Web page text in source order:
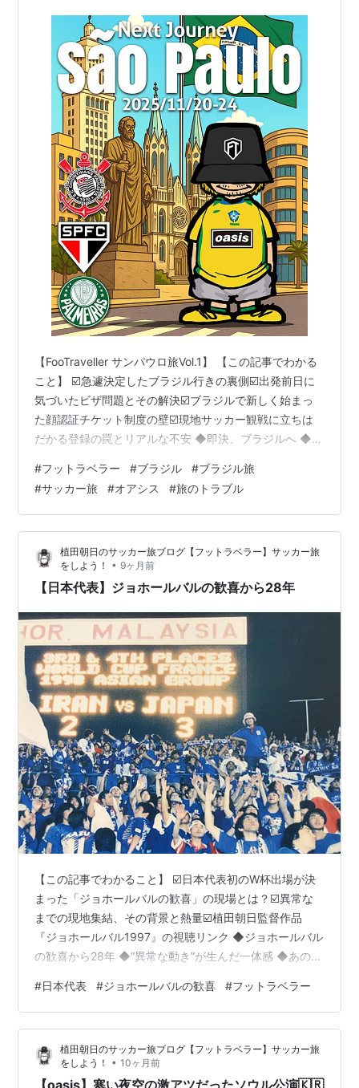
【FooTraveller サンパウロ旅Vol.1】 【この記事でわかる
こと】 ☑️急遽決定したブラジル行きの裏側☑️出発前日に
気づいたビザ問題とその解決☑️ブラジルで新しく始まっ
た顔認証チケット制度の壁☑️現地サッカー観戦に立ちは
だかる登録の罠とリアルな不安 ◆即決、ブラジルへ ◆出
い」 ◆CPF（ブラジルID番号）問題で大ハマり ◆今、や
るべきこと ◆ブラジル関連記事 ◆即決、ブラジルへ 日
曜、FC東京が天皇杯セミファイナルで敗れ、決勝進出が
なくなった。。。 一応、FC東京がファイナルに進む可能
性を信じて開けていたスケジュールが空いてし…
#フットラベラー #ブラジル #ブラジル旅
#サッカー旅 #オアシス #旅のトラブル
植田朝日のサッカー旅ブログ【フットラベラー】サッカー旅
をしよう！
• 9ヶ月前
【日本代表】ジョホールバルの歓喜から28年
【この記事でわかること】 ☑️日本代表初のW杯出場が決
まった「ジョホールバルの歓喜」の現場とは？☑️異常な
までの現地集結、その背景と熱量☑️植田朝日監督作品
『ジョホールバル1997』の視聴リンク ◆ジョホールバル
の歓喜から28年 ◆“異常な動き”が生んだ一体感 ◆あの日
朝日監督作品) ◆日本代表関連 ◆ジョホールバルの歓喜
から28年 1997年11月16日。 日本サッカーにとって“忘れ
られない日”が、また今年もやってきた。 W杯初出場を勝
ち取ったあの試合── そう、「ジョホールバルの歓喜」
だ。 舞台はマレーシア・ジョホールバル。 キャパ約…
#日本代表 #ジョホールバルの歓喜 #フットラベラー
植田朝日のサッカー旅ブログ【フットラベラー】サッカー旅
をしよう！
• 10ヶ月前
【oasis】寒い夜空の激アツだったソウル公演🇰🇷